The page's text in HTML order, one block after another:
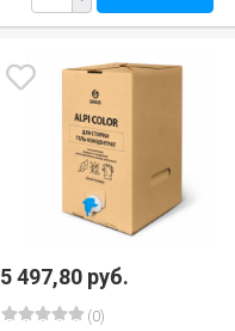
5 497,80 руб.
(0)